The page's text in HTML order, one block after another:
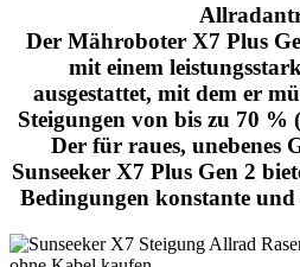
Der Mähroboter X7 Plus
mit einem
ausgestattet, mit dem er
Steigungen von bis zu 70 %
Der für raues, unebenes
Sunseeker X7 Plus Gen 2
Bedingungen konstante und